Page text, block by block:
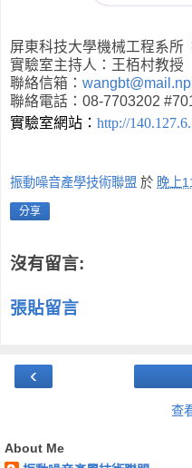
屏東科技大學機械工程系所
實驗室主持人：王栢村教授
聯絡信箱：
聯絡電話：08-7703202
實驗室網站： http://
振動噪音產學技術聯盟 於 晚上
分享
沒有留言:
張貼留言
‹
查
About Me